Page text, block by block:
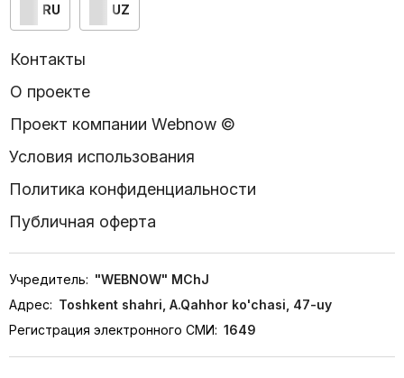
RU UZ
Контакты
О проекте
Проект компании Webnow ©
Условия использования
Политика конфиденциальности
Публичная оферта
Учредитель: "WEBNOW" MChJ
Адрес: Toshkent shahri, A.Qahhor ko'chasi, 47-uy
Регистрация электронного СМИ: 1649